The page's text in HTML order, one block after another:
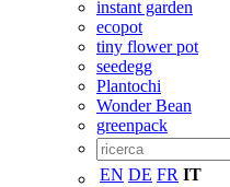
instant garden
ecopot
tiny flower pot
seedegg
Plantochi
Wonder Bean
greenpack
EN DE FR IT